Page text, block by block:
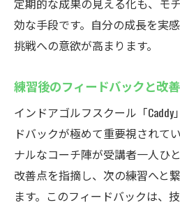
定期的な成果の見える化も、モ
効な手段です。自分の成長を実
挑戦への意欲が高まります。
練習後のフィードバックと改
インドアゴルフスクール「
ドバックが極めて重要視されて
ナルなコーチ陣が受講者一人ひ
改善点を指摘し、次の練習へと
ます。このフィードバックは、